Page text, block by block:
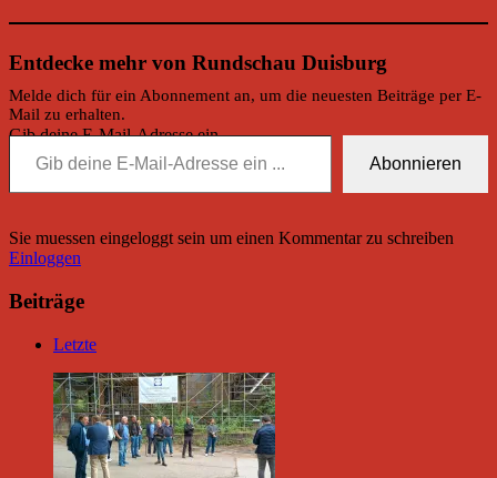
Entdecke mehr von Rundschau Duisburg
Melde dich für ein Abonnement an, um die neuesten Beiträge per E-
Mail zu erhalten.
Gib deine E-Mail-Adresse ein ...
Abonnieren
Sie muessen eingeloggt sein um einen Kommentar zu schreiben
Einloggen
Beiträge
Letzte